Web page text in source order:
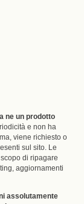
ne un prodotto
e non ha
viene richiesto o
sul sito. Le
di ripagare
aggiornamenti
assolutamente